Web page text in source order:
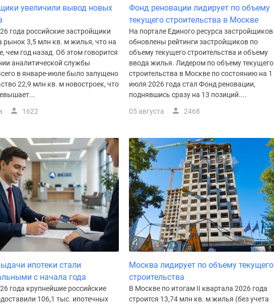
увеличили вывод новых
года российские застройщики
рынок 3,5 млн кв. м жилья, что на
чем год назад. Об этом говорится
аналитической службы
в январе-июле было запущено
22,9 млн кв. м новостроек, что
1622
Фонд реновации лидирует по объему
текущего строительства в Москве
На портале Единого ресурса застройщиков
обновлены рейтинги застройщиков по
объему текущего строительства и объему
ввода жилья. Лидером по объему текущего
строительства в Москве по состоянию на 1
июля 2026 года стал Фонд реновации,
поднявшись сразу на 13 позиций....
05 августа 2468
ипотеки стали
с начала года
года крупнейшие российские
106,1 тыс. ипотечных
Москва лидирует по объему текущего
строительства
В Москве по итогам II квартала 2026 года
строится 13,74 млн кв. м жилья (без учета